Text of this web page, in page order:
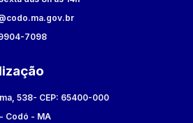
7098
538- CEP: 65400-000
- Codó - MA